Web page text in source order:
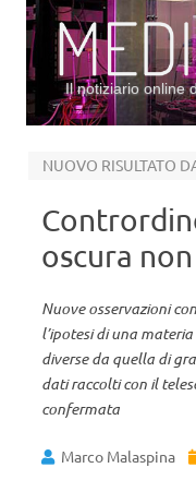
Il notiziario online
oscura
Nuove osservazioni
l’ipotesi di una
diverse da quella di
dati raccolti con il
confermata
Marco Malaspina